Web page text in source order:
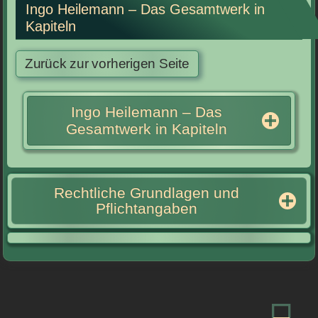
Ingo Heilemann – Das Gesamtwerk in
Kapiteln
Ingo Heilemann – Das
Gesamtwerk in Kapiteln
Rechtliche Grundlagen und
Pflichtangaben